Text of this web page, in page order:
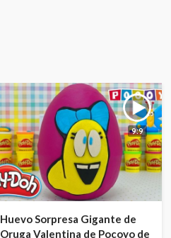
9:9
Huevo Sorpresa Gigante de
Oruga Valentina de Pocoyo de